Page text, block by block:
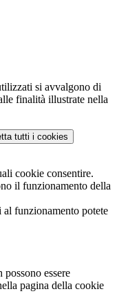
si avvalgono di
finalità illustrate nella
tutti i cookies
cookie consentire.
il funzionamento della
al funzionamento potete
essere
pagina della cookie